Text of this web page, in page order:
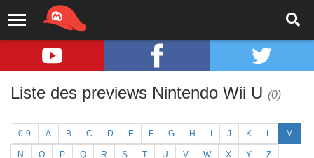
Liste des previews Nintendo Wii U (0)
0-9 A B C D E F G H J K L M
N O P Q R S T U V W X Y Z